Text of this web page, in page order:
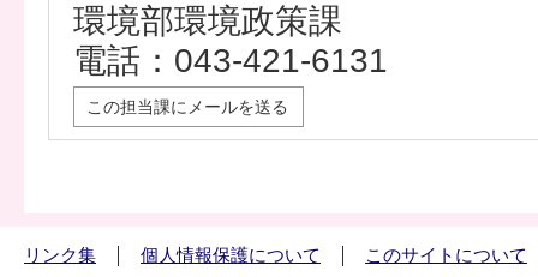
環境部環境政策課
電話：043-421-6131
この担当課にメールを送る
リンク集 個人情報保護について このサイトについて